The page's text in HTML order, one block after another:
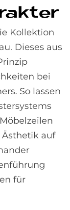
Kollektion
Dieses aus
bei
So lassen
auf
für